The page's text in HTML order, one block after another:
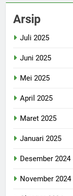
Arsip
Juli 2025
Juni 2025
Mei 2025
April 2025
Maret 2025
Januari 2025
Desember 2024
November 2024